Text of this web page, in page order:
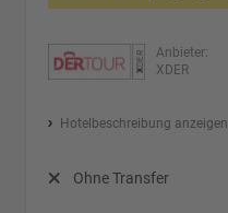
Anbieter:
XDER
Hotelbeschreibung anzeigen
Ohne Transfer